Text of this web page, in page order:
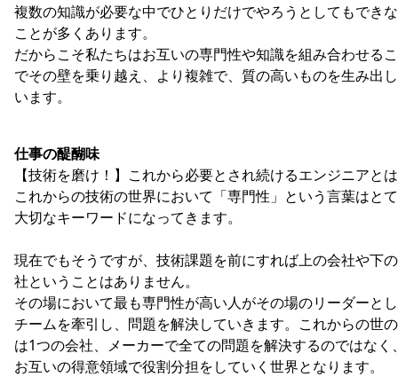
複数の知識が必要な中でひとりだけでやろうとしてもでき
ことが多くあります。
だからこそ私たちはお互いの専門性や知識を組み合わせる
でその壁を乗り越え、より複雑で、質の高いものを生み出
います。
仕事の醍醐味
【技術を磨け！】これから必要とされ続けるエンジニアと
これからの技術の世界において「専門性」という言葉はと
大切なキーワードになってきます。
現在でもそうですが、技術課題を前にすれば上の会社や下
社ということはありません。
その場において最も専門性が高い人がその場のリーダーと
チームを牽引し、問題を解決していきます。これからの世
は1つの会社、メーカーで全ての問題を解決するのではなく
お互いの得意領域で役割分担をしていく世界となります。